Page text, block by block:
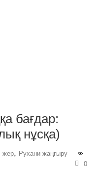
бағдар:
нұсқа)
жер, Рухани жаңғыру
0